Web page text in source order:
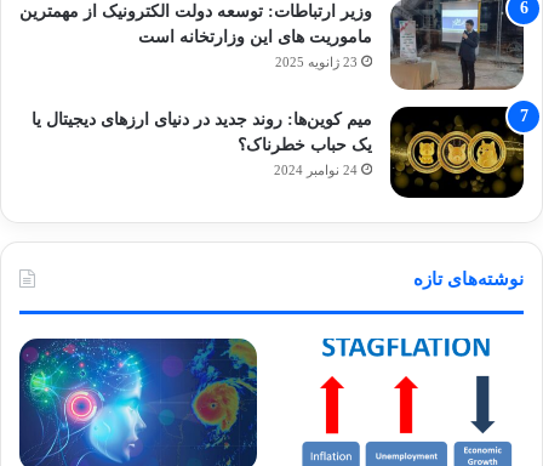
وزیر ارتباطات: توسعه دولت الکترونیک از مهمترین
ماموریت های این وزارتخانه است
23 ژانویه 2025
میم کوین‌ها: روند جدید در دنیای ارزهای دیجیتال یا
یک حباب خطرناک؟
24 نوامبر 2024
نوشته‌های تازه